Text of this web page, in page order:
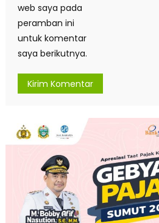
web saya pada
peramban ini
untuk komentar
saya berikutnya.